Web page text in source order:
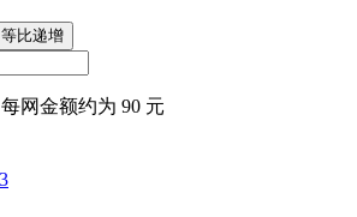
等比递增
网金额约为 90 元